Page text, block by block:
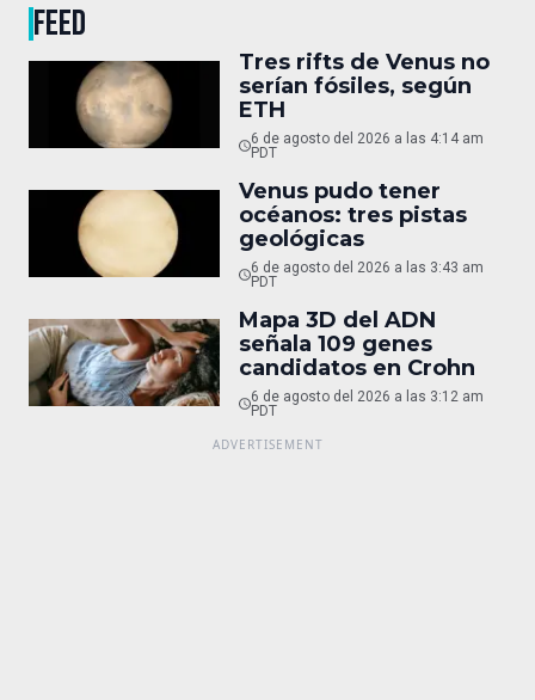
FEED
Tres rifts de Venus no
serían fósiles, según
ETH
6 de agosto del 2026 a las 4:14 am
PDT
Venus pudo tener
océanos: tres pistas
geológicas
6 de agosto del 2026 a las 3:43 am
PDT
Mapa 3D del ADN
señala 109 genes
candidatos en Crohn
6 de agosto del 2026 a las 3:12 am
PDT